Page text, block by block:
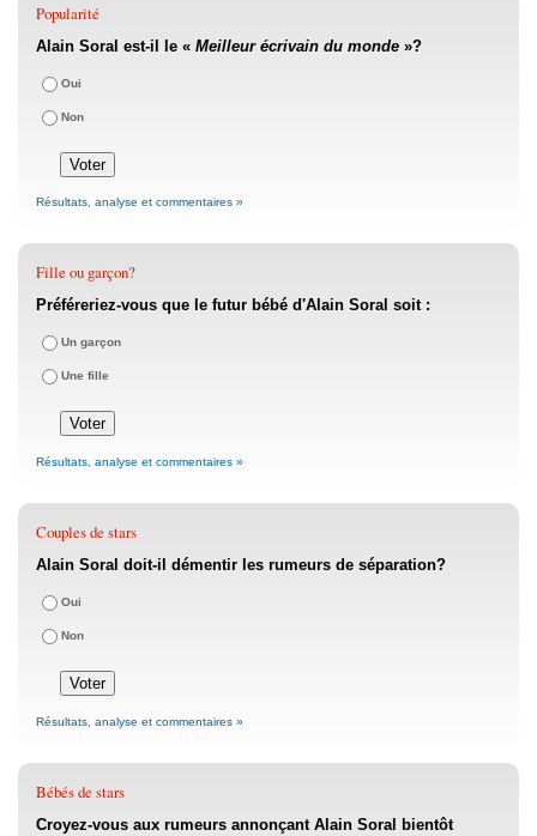
Popularité
Alain Soral est-il le « Meilleur écrivain du monde »?
Oui
Non
Résultats, analyse et commentaires »
Fille ou garçon?
Préféreriez-vous que le futur bébé d'Alain Soral soit :
Un garçon
Une fille
Résultats, analyse et commentaires »
Couples de stars
Alain Soral doit-il démentir les rumeurs de séparation?
Oui
Non
Résultats, analyse et commentaires »
Bébés de stars
Croyez-vous aux rumeurs annonçant Alain Soral bientôt